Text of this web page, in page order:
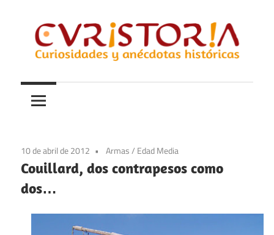
contenido
Curistoria
y
anécdotas
historia
10 de abril de 2012 Armas/ Edad Media
Couillard, dos contrapesos como
dos…